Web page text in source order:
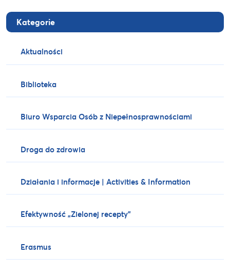
Kategorie
Aktualności
Biblioteka
Biuro Wsparcia Osób z Niepełnosprawnościami
Droga do zdrowia
Działania i informacje | Activities & Information
Efektywność „Zielonej recepty”
Erasmus